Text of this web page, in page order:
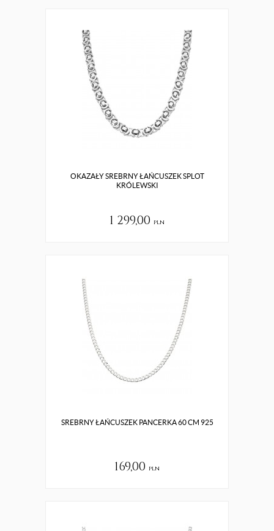
OKAZAŁY SREBRNY ŁAŃCUSZEK SPLOT
KRÓLEWSKI
1 299,00 pln
SREBRNY ŁAŃCUSZEK PANCERKA 60 CM 925
169,00 pln